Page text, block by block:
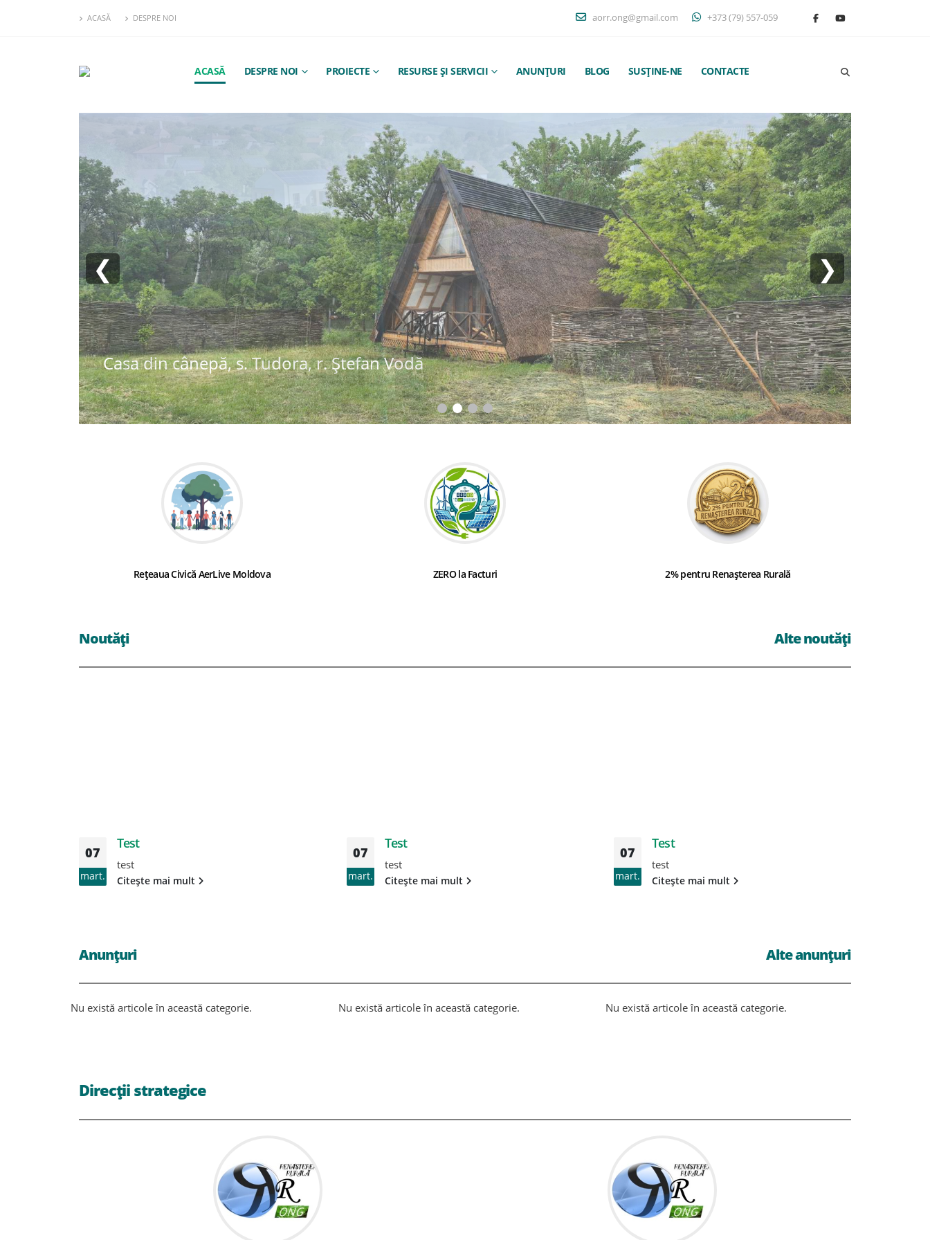
ACASĂ DESPRE NOI aorr.ong@gmail.com +373 (79) 557-059
ACASĂ DESPRE NOI PROIECTE RESURSE ȘI SERVICII ANUNȚURI BLOG SUSȚINE-NE CONTACTE
Casa din cânepă, s. Tudora, r. Ștefan Vodă
❮ ❯
Rețeaua Civică AerLive Moldova ZERO la Facturi 2% pentru Renașterea Rurală
Noutăți Alte noutăți
07
mart.
Test
test
Citește mai mult
07
mart.
Test
test
Citește mai mult
07
mart.
Test
test
Citește mai mult
Anunțuri Alte anunțuri
Nu există articole în această categorie. Nu există articole în această categorie. Nu există articole în această categorie.
Direcții strategice